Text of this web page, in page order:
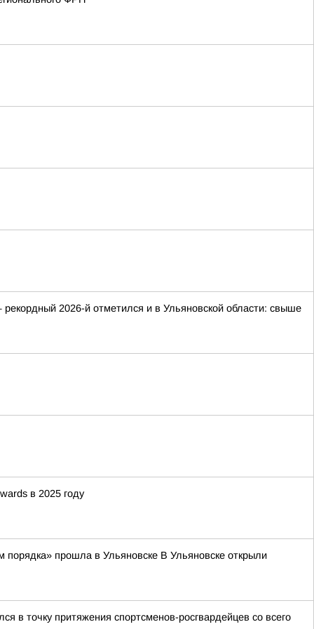
2026-й отметился и в Ульяновской области: свыше
в 2025 году
порядка» прошла в Ульяновске В Ульяновске открыли
в точку притяжения спортсменов-росгвардейцев со всего